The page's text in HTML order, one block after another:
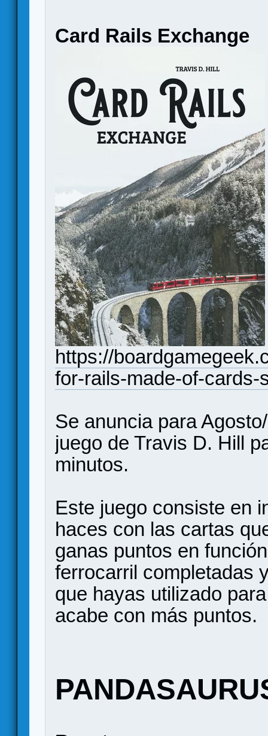
Card Rails Exchange
https://
for-rails-made-of-
Se anuncia para
juego de Travis D. Hill
minutos.
Este juego consiste en
haces con las cartas
ganas puntos en
ferrocarril completadas
que hayas utilizado
acabe con más puntos.